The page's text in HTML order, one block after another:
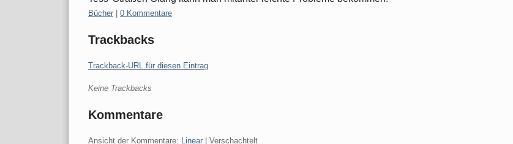
Kategorien:
Bücher | 0 Kommentare
Trackbacks
Trackback-URL für diesen Eintrag
Keine Trackbacks
Kommentare
Ansicht der Kommentare: Linear | Verschachtelt